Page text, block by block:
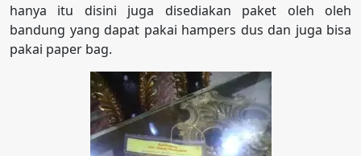
hanya itu disini juga disediakan paket oleh oleh
bandung yang dapat pakai hampers dus dan juga bisa
pakai paper bag.